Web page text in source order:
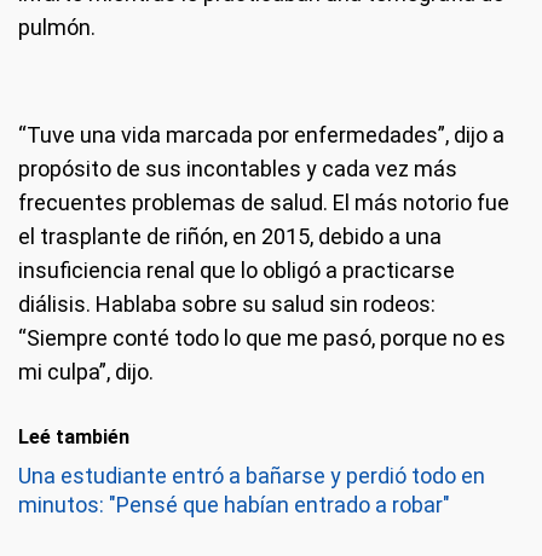
pulmón.
“Tuve una vida marcada por enfermedades”, dijo a
propósito de sus incontables y cada vez más
frecuentes problemas de salud. El más notorio fue
el trasplante de riñón, en 2015, debido a una
insuficiencia renal que lo obligó a practicarse
diálisis. Hablaba sobre su salud sin rodeos:
“Siempre conté todo lo que me pasó, porque no es
mi culpa”, dijo.
Leé también
Una estudiante entró a bañarse y perdió todo en
minutos: "Pensé que habían entrado a robar"